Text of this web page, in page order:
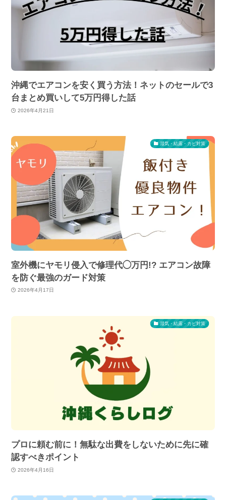
沖縄でエアコンを安く買う方法！ネットのセールで3
台まとめ買いして5万円得した話
2026年4月21日
湿気・結露・カビ対策
室外機にヤモリ侵入で修理代◯万円!? エアコン故障
を防ぐ最強のガード対策
2026年4月17日
湿気・結露・カビ対策
プロに頼む前に！無駄な出費をしないために先に確
認すべきポイント
2026年4月16日